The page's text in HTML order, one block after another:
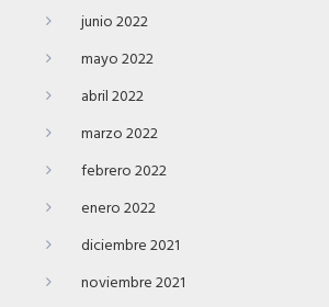
junio 2022
mayo 2022
abril 2022
marzo 2022
febrero 2022
enero 2022
diciembre 2021
noviembre 2021